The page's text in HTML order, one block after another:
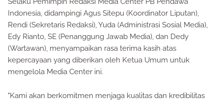
Indonesia, didampingi Agus Sitepu (Koordinator Liputan),
Rendi (Sekretaris Redaksi), Yuda (Administrasi Sosial Media),
Edy Rianto, SE (Penanggung Jawab Media), dan Dedy
(Wartawan), menyampaikan rasa terima kasih atas
kepercayaan yang diberikan oleh Ketua Umum untuk
mengelola Media Center ini.
"Kami akan berkomitmen menjaga kualitas dan kredibilitas